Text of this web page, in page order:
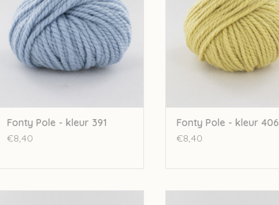
Fonty Pole - kleur 391
€8,40
Fonty Pole - kleur 406
€8,40